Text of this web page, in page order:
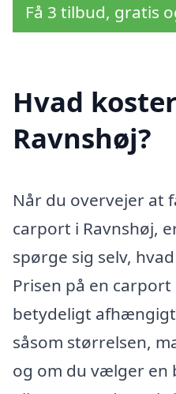
Få 3 tilbud, gratis
Hvad
Ravnshøj?
Når du overvejer at
carport i Ravnshøj,
spørge sig selv,
Prisen på en
betydeligt
såsom størrelsen,
og om du vælger en